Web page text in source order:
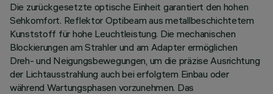
Die zurückgesetzte optische Einheit garantiert den hohen
Sehkomfort. Reflektor Optibeam aus metallbeschichtetem
Kunststoff für hohe Leuchtleistung. Die mechanischen
Blockierungen am Strahler und am Adapter ermöglichen
Dreh- und Neigungsbewegungen, um die präzise Ausrichtung
der Lichtausstrahlung auch bei erfolgtem Einbau oder
während Wartungsphasen vorzunehmen. Das